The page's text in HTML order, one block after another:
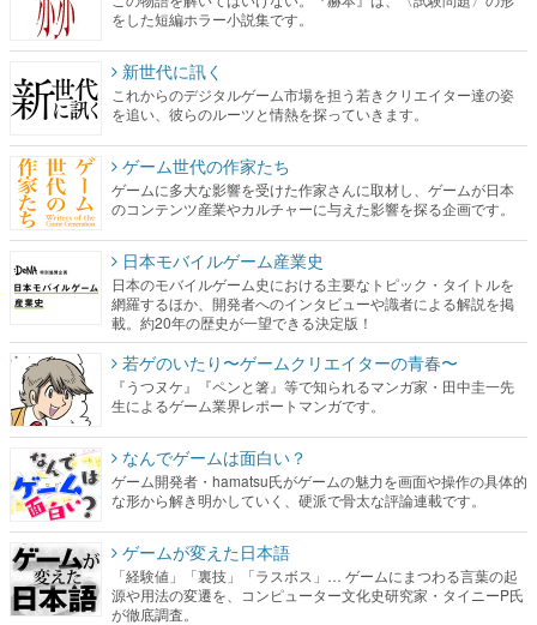
をした短編ホラー小説集です。
新世代に訊く
これからのデジタルゲーム市場を担う若きクリエイター達の姿
を追い、彼らのルーツと情熱を探っていきます。
ゲーム世代の作家たち
ゲームに多大な影響を受けた作家さんに取材し、ゲームが日本
のコンテンツ産業やカルチャーに与えた影響を探る企画です。
日本モバイルゲーム産業史
日本のモバイルゲーム史における主要なトピック・タイトルを
網羅するほか、開発者へのインタビューや識者による解説を掲
載。約20年の歴史が一望できる決定版！
若ゲのいたり〜ゲームクリエイターの青春〜
『うつヌケ』『ペンと箸』等で知られるマンガ家・田中圭一先
生によるゲーム業界レポートマンガです。
なんでゲームは面白い？
ゲーム開発者・hamatsu氏がゲームの魅力を画面や操作の具体的
な形から解き明かしていく、硬派で骨太な評論連載です。
ゲームが変えた日本語
「経験値」「裏技」「ラスボス」… ゲームにまつわる言葉の起
源や用法の変遷を、コンピューター文化史研究家・タイニーP氏
が徹底調査。